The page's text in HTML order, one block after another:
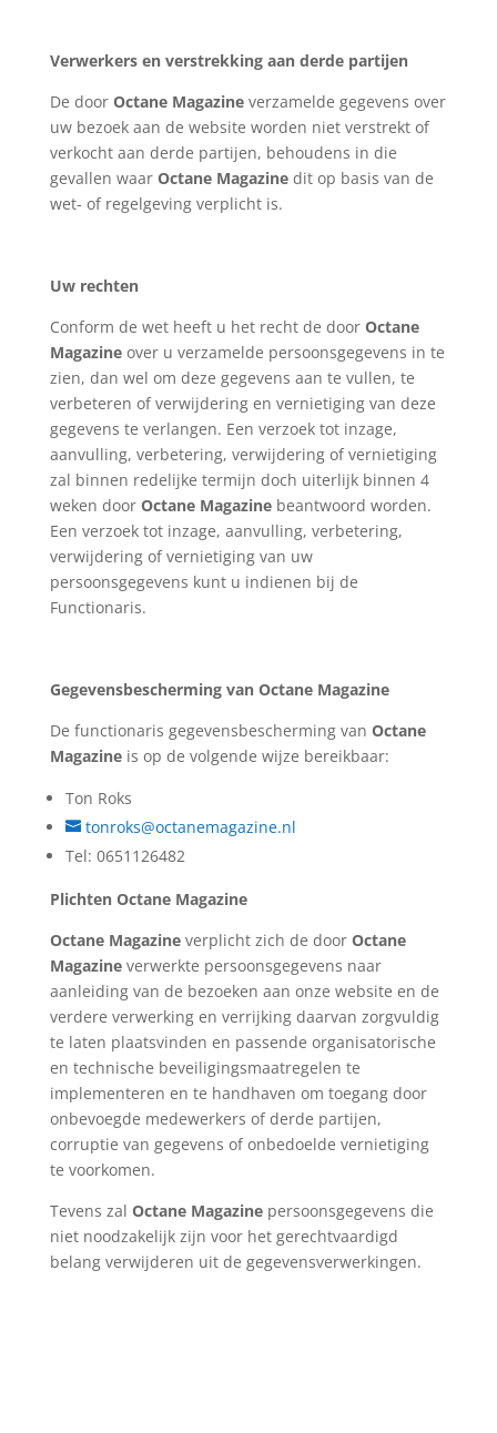
Verwerkers en verstrekking aan derde partijen
De door Octane Magazineverzamelde gegevens over
uw bezoek aan de website worden niet verstrekt of
verkocht aan derde partijen, behoudens in die
gevallen waar Octane Magazinedit op basis van de
wet- of regelgeving verplicht is.
Uw rechten
Conform de wet heeft u het recht de door Octane
Magazineover u verzamelde persoonsgegevens in te
zien, dan wel om deze gegevens aan te vullen, te
verbeteren of verwijdering en vernietiging van deze
gegevens te verlangen. Een verzoek tot inzage,
aanvulling, verbetering, verwijdering of vernietiging
zal binnen redelijke termijn doch uiterlijk binnen 4
weken door Octane Magazinebeantwoord worden.
Een verzoek tot inzage, aanvulling, verbetering,
verwijdering of vernietiging van uw
persoonsgegevens kunt u indienen bij de
Functionaris.
Gegevensbescherming van Octane Magazine
De functionaris gegevensbescherming van Octane
Magazineis op de volgende wijze bereikbaar:
Ton Roks
tonroks@octanemagazine.nl
Tel: 0651126482
Plichten Octane Magazine
Octane Magazineverplicht zich de door Octane
Magazineverwerkte persoonsgegevens naar
aanleiding van de bezoeken aan onze website en de
verdere verwerking en verrijking daarvan zorgvuldig
te laten plaatsvinden en passende organisatorische
en technische beveiligingsmaatregelen te
implementeren en te handhaven om toegang door
onbevoegde medewerkers of derde partijen,
corruptie van gegevens of onbedoelde vernietiging
te voorkomen.
Tevens zal Octane Magazinepersoonsgegevens die
niet noodzakelijk zijn voor het gerechtvaardigd
belang verwijderen uit de gegevensverwerkingen.